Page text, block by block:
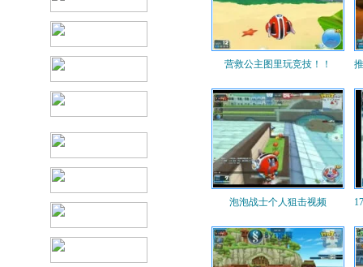
营救公主图里玩竞技！！
泡泡战士个人狙击视频